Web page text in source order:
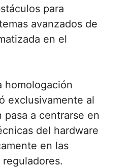
para
avanzados de
en el
homologación
exclusivamente al
pasa a centrarse en
del hardware
en las